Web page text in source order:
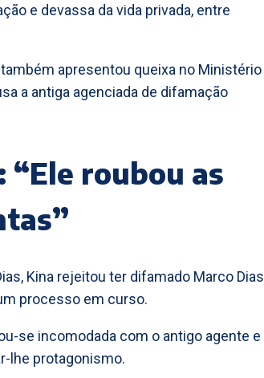
e devassa da vida privada, entre
apresentou queixa no Ministério
a antiga agenciada de difamação
“Ele roubou as
Kina rejeitou ter difamado Marco Dias
processo em curso.
se incomodada com o antigo agente e
lhe protagonismo.